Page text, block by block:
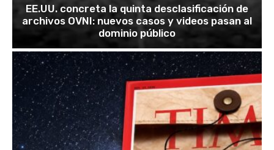
EE.UU. concreta la quinta desclasificación de
archivos OVNI: nuevos casos y videos pasan al
dominio público